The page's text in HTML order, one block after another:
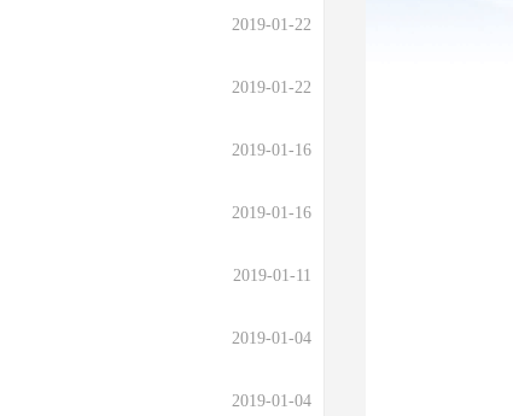
2019-01-22
2019-01-22
2019-01-16
2019-01-16
2019-01-11
2019-01-04
2019-01-04